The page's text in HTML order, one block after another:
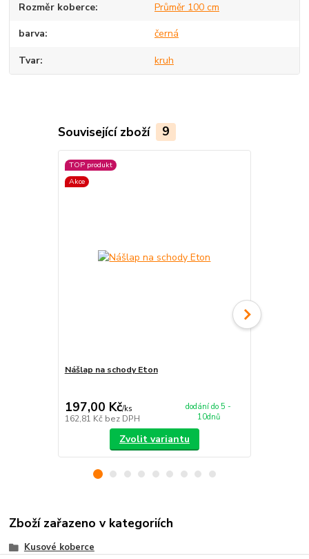
Rozměr koberce Průměr 100 cm
barva černá
Tvar kruh
Související zboží 9
TOP produkt
Akce
Nášlap na schody Eton
197,00 Kč/ks
162,81 Kč bez DPH
dodání do 5 -
10dnů
Zvolit variantu
Zboží zařazeno v kategoriích
Kusové koberce